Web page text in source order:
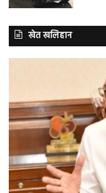
खेत खलिहान